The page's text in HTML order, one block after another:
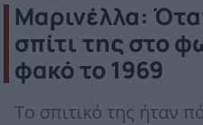
Μαρινέλλα:
σπίτι της στο
φακό το 1969
Το σπιτικό της ήταν